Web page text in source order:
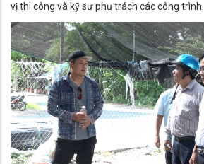
vị thi công và kỹ sư phụ trách các công trình.